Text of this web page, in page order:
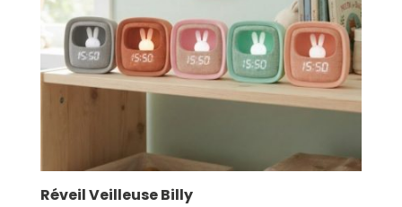
Réveil Veilleuse Billy